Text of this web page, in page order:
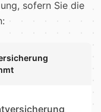
sofern Sie die